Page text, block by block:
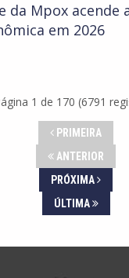
da Mpox acende
em 2026
1 de 170 (6791
PRIMEIRA
ANTERIOR
PRÓXIMA
ÚLTIMA